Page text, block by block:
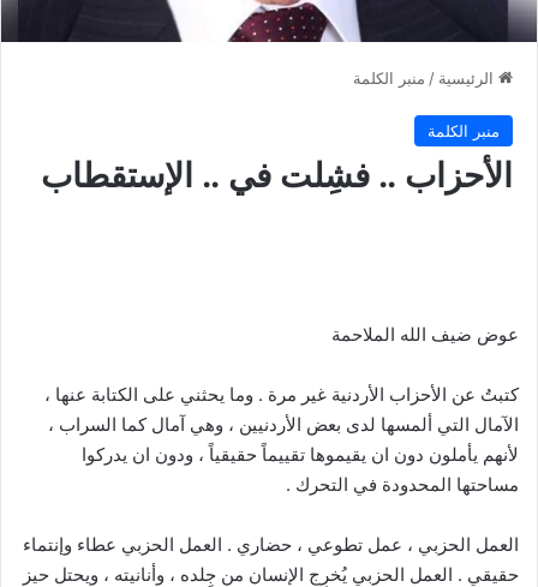
الرئيسية / منبر الكلمة
منبر الكلمة
الأحزاب .. فشِلت في .. الإستقطاب
عوض ضيف الله الملاحمة
كتبتُ عن الأحزاب الأردنية غير مرة . وما يحثني على الكتابة عنها ،
الآمال التي ألمسها لدى بعض الأردنيين ، وهي آمال كما السراب ،
لأنهم يأملون دون ان يقيموها تقييماً حقيقياً ، ودون ان يدركوا
مساحتها المحدودة في التحرك .
العمل الحزبي ، عمل تطوعي ، حضاري . العمل الحزبي عطاء وإنتماء
حقيقي . العمل الحزبي يُخرِج الإنسان من جِلده ، وأنانيته ، ويحتل حيز